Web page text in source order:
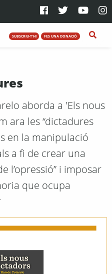
SUBSCRIU-T'HI FES UNA DONACIÓ
aborda a 'Els nous
ara les “dictadures
en la manipulació
a fi de crear una
l’opressió” i imposar
que ocupa